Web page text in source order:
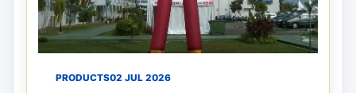
PRODUCTS02 JUL 2026